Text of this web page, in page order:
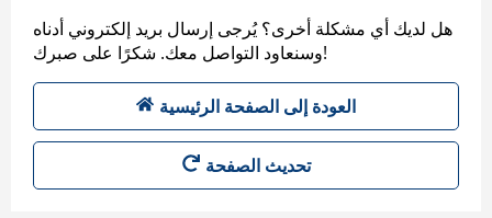
هل لديك أي مشكلة أخرى؟ يُرجى إرسال بريد إلكتروني أدناه
وسنعاود التواصل معك. شكرًا على صبرك!
العودة إلى الصفحة الرئيسية
تحديث الصفحة